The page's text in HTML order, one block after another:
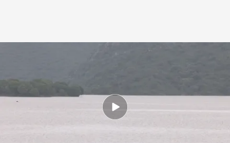
Redacción digital Noticias Cuatro
12 MAR 2025 - 17:41h.
El Tajo ha alcanzado el nivel más alto de los